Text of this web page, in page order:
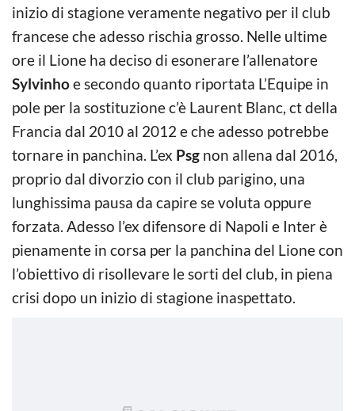
inizio di stagione veramente negativo per il club
francese che adesso rischia grosso. Nelle ultime
ore il Lione ha deciso di esonerare l’allenatore
Sylvinhoe secondo quanto riportata L’Equipe in
pole per la sostituzione c’è Laurent Blanc, ct della
Francia dal 2010 al 2012 e che adesso potrebbe
tornare in panchina. L’ex Psg non allena dal 2016,
proprio dal divorzio con il club parigino, una
lunghissima pausa da capire se voluta oppure
forzata. Adesso l’ex difensore di Napoli e Inter è
pienamente in corsa per la panchina del Lione con
l’obiettivo di risollevare le sorti del club, in piena
crisi dopo un inizio di stagione inaspettato.